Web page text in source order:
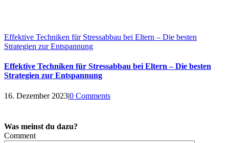
Effektive Techniken für Stressabbau bei Eltern – Die besten
Strategien zur Entspannung
Effektive Techniken für Stressabbau bei Eltern – Die besten
Strategien zur Entspannung
16. Dezember 2023|0 Comments
Was meinst du dazu?
Comment